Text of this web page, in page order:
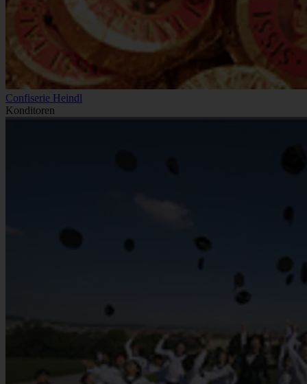
Confiserie Heindl
Konditoren